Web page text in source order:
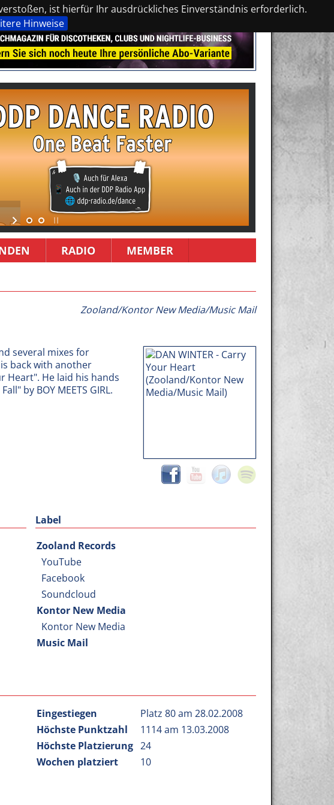
ist hierfür Ihr ausdrückliches Einverständnis erforderlich.
Hinweise
RADIO MEMBER
Zooland/Kontor New Media/Music Mail
several mixes for
back with another
Heart". He laid his hands
by BOY MEETS GIRL.
Label
Zooland Records
YouTube
Facebook
Soundcloud
Kontor New Media
Kontor New Media
Music Mail
Eingestiegen
Platz 80 am 28.02.2008
Höchste Punktzahl
1114 am 13.03.2008
Höchste Platzierung 24
Wochen platziert
10